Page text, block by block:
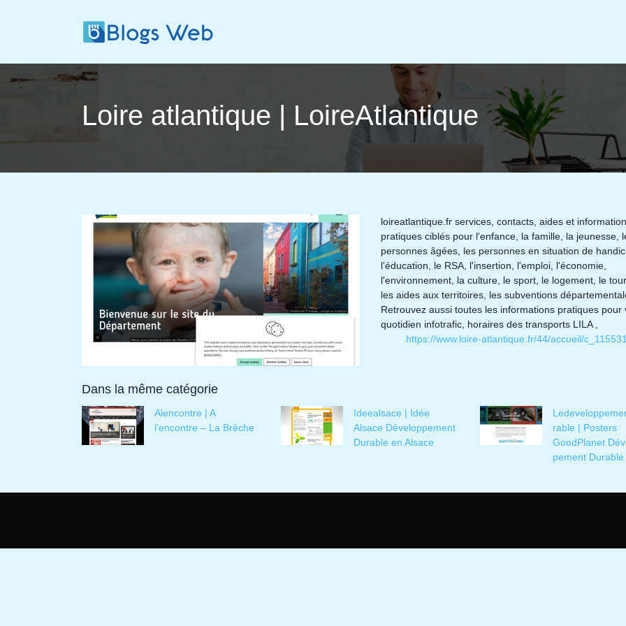
Loire atlantique | LoireAtlantique
loireatlantique.fr services, contacts, aides et
pratiques ciblés pour l'enfance, la famille, la jeunesse,
personnes âgées, les personnes en situation de
l'éducation, le RSA, l'insertion, l'emploi, l'économie,
l'environnement, la culture, le sport, le logement, le
les aides aux territoires, les subventions
Retrouvez aussi toutes les informations pratiques pour
quotidien infotrafic, horaires des transports LILA ,
https://www.loire-atlantique.fr/44/accueil/
Dans la même catégorie
Alencontre | A
l’encontre – La Brèche
Ideealsace | Idée
Alsace Dévelop­pe­ment
Durable en Alsace
rab­le | Posters
GoodPlanet
pe­ment Durable